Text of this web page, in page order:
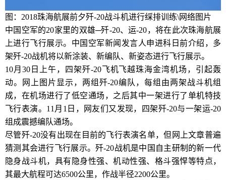
图：2018珠海航展前夕歼-20战斗机进行䌽排训练\网络图片
中国空军的20家里的双雄─歼-20、运-20，将在此次珠海航展
上进行飞行展示。中国空军新闻发言人申进科日前介绍，多
架歼-20战机将以新涂装、新编队、新姿态进行飞行展示。
10月30日上午，四架歼-20飞机飞越珠海金湾机场，引起轰
动。网上图片显示，两组歼-20编队，每组由两架战斗机组
成，在机场进行了低空通场，之后其中一架进行了单机特技
飞行表演。11月1日，网友们又发现，四架歼-20与一架运-20
组成震撼编队通场。
尽管歼-20没有出现在目前的飞行表演名单，但网上文章普遍
猜测其会进行飞行展示。歼-20战机是中国自主研制的新一代
隐身战斗机，具有隐身性强、机动性强、格斗强悍等特点，
其最大航程可达6500公里，作战半径2200公里。